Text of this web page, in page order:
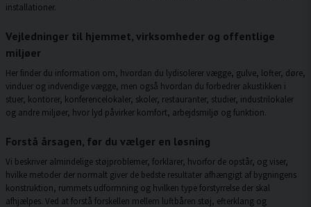
installationer.
Vejledninger til hjemmet, virksomheder og offentlige
miljøer
Her finder du information om, hvordan du lydisolerer vægge, gulve, lofter, døre,
vinduer og indvendige vægge, men også hvordan du forbedrer akustikken i
stuer, kontorer, konferencelokaler, skoler, restauranter, studier, industrilokaler
og andre miljøer, hvor lyd påvirker komfort, arbejdsmiljø og funktion.
Forstå årsagen, før du vælger en løsning
Vi beskriver almindelige støjproblemer, forklarer, hvorfor de opstår, og viser,
hvilke metoder der normalt giver de bedste resultater afhængigt af bygningens
konstruktion, rummets udformning og hvilken type forstyrrelse der skal
afhjælpes. Ved at forstå forskellen mellem luftbåren støj, efterklang og